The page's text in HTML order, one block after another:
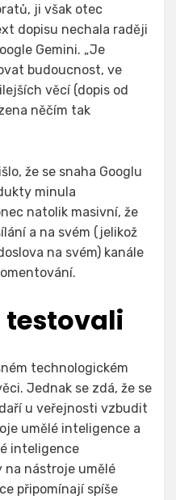
ji však otec
dopisu nechala raději
Gemini. „Je
budoucnost, ve
věcí (dopis od
něčím tak
že se snaha Googlu
minula
natolik masivní, že
a na svém (jelikož
na svém) kanále
testovali
technologickém
Jednak se zdá, že se
u veřejnosti vzbudit
umělé inteligence a
inteligence
na nástroje umělé
připomínají spíše